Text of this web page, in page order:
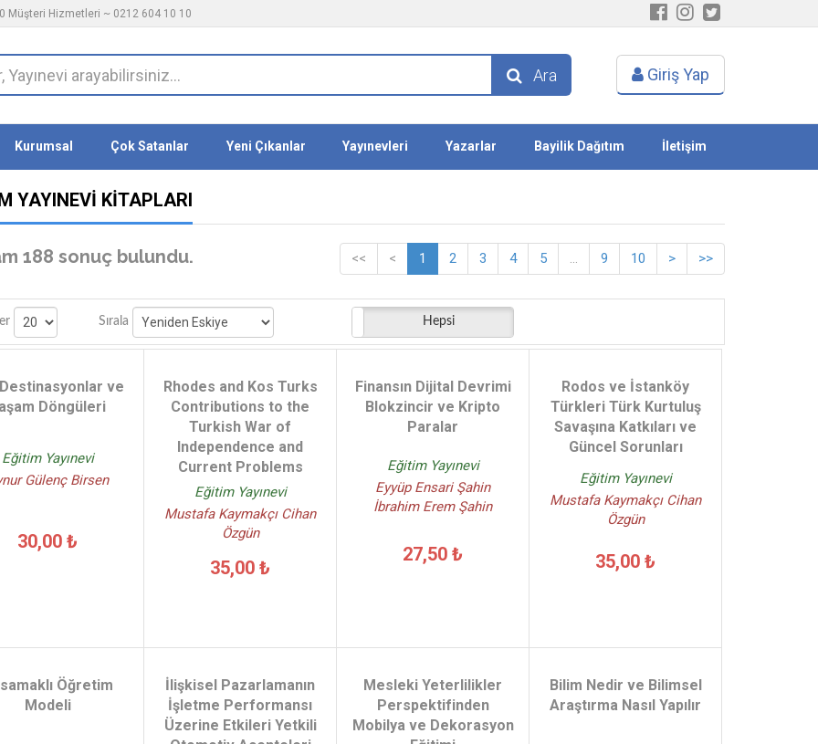
Müşteri Hizmetleri ~ 0212 604 10 10
Ara Giriş Yap
Kurumsal Çok Satanlar Yeni Çıkanlar Yayınevleri Yazarlar Bayilik Dağıtım İletişim
YAYINEVI KITAPLARI
188 sonuç bulundu. << < 1 2 3 4 5 ... 9 10 > >>
Sırala Stoktakiler Hepsi
Destinasyonlar ve
Döngüleri
Eğitim Yayınevi
Gülenç Birsen
30,00 ₺
Rhodes and Kos Turks
Contributions to the
Turkish War of
Independence and
Current Problems
Eğitim Yayınevi
Mustafa Kaymakçı Cihan
Özgün
35,00 ₺
Finansın Dijital Devrimi
Blokzincir ve Kripto
Paralar
Eğitim Yayınevi
Eyyüp Ensari Şahin
İbrahim Erem Şahin
27,50 ₺
Rodos ve İstanköy
Türkleri Türk Kurtuluş
Savaşına Katkıları ve
Güncel Sorunları
Eğitim Yayınevi
Mustafa Kaymakçı Cihan
Özgün
35,00 ₺
Öğretim
Modeli
İlişkisel Pazarlamanın
İşletme Performansı
Üzerine Etkileri Yetkili
Mesleki Yeterlilikler
Perspektifinden
Mobilya ve Dekorasyon
Bilim Nedir ve Bilimsel
Araştırma Nasıl Yapılır